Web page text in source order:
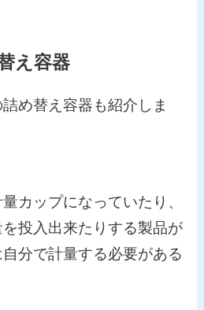
え容器
詰め替え容器も紹介しま
カップになっていたり、
投入出来たりする製品が
分で計量する必要がある